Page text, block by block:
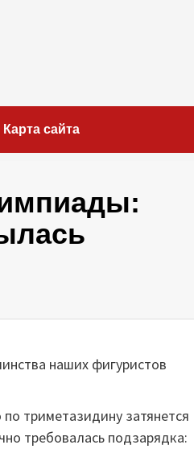
Карта сайта
наших фигуристов
триметазидину затянется
требовалась подзарядка: